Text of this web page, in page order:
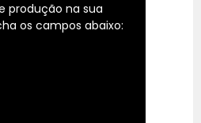
produção na sua
os campos abaixo: